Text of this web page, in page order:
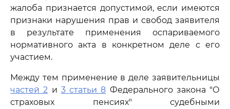
жалоба признается допустимой, если имеются
признаки нарушения прав и свобод заявителя
в результате применения оспариваемого
нормативного акта в конкретном деле с его
участием.
Между тем применение в деле заявительницы
частей 2 и 3 статьи 8 Федерального закона "О
страховых пенсиях" судебными